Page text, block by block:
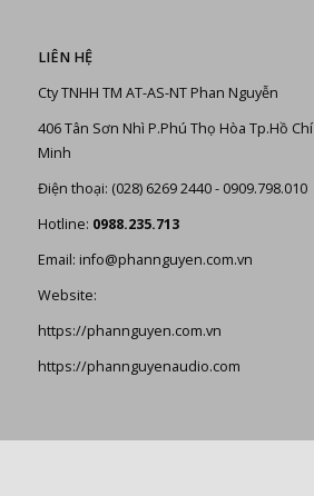
LIÊN HỆ
Cty TNHH TM AT-AS-NT Phan Nguyễn
406 Tân Sơn Nhì P.Phú Thọ Hòa Tp.Hồ Chí
Minh
Điện thoại: (028) 6269 2440 - 0909.798.010
Hotline: 0988.235.713
Email: info@phannguyen.com.vn
Website:
https://phannguyen.com.vn
https://phannguyenaudio.com